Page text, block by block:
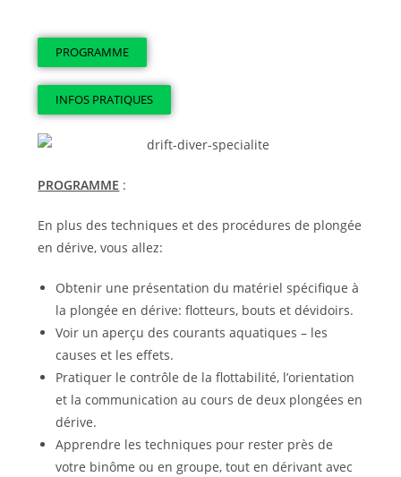
PROGRAMME
INFOS PRATIQUES
PROGRAMME :
En plus des techniques et des procédures de plongée
en dérive, vous allez:
Obtenir une présentation du matériel spécifique à
la plongée en dérive: flotteurs, bouts et dévidoirs.
Voir un aperçu des courants aquatiques – les
causes et les effets.
Pratiquer le contrôle de la flottabilité, l’orientation
et la communication au cours de deux plongées en
dérive.
Apprendre les techniques pour rester près de
votre binôme ou en groupe, tout en dérivant avec